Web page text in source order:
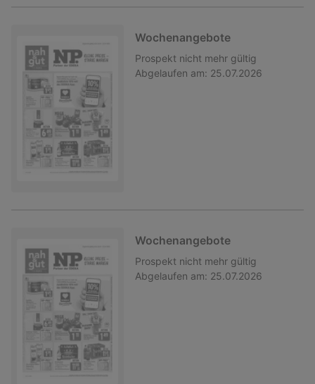
Wochenangebote
Prospekt nicht mehr gültig
Abgelaufen am: 25.07.2026
Wochenangebote
Prospekt nicht mehr gültig
Abgelaufen am: 25.07.2026